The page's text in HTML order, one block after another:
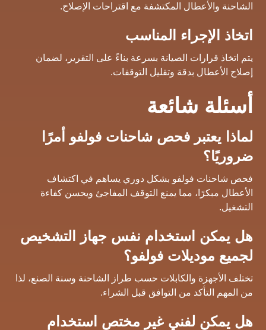
الشاحنة والأعطال المكتشفة مع اقتراحات الإصلاح.
اتخاذ الإجراء المناسب
يتم اتخاذ قرارات الصيانة بسرعة بناءً على التقرير، لضمان
إصلاح الأعطال بدقة وتقليل التوقفات.
أسئلة شائعة
لماذا يعتبر فحص شاحنات فولفو أمرًا
ضروريًا؟
فحص شاحنات فولفو بشكل دوري يساهم في اكتشاف
الأعطال مبكرًا، مما يمنع التوقف المفاجئ ويحسن كفاءة
التشغيل.
هل يمكن استخدام نفس جهاز التشخيص
لجميع موديلات فولفو؟
تختلف الأجهزة والكابلات حسب طراز الشاحنة وسنة الصنع، لذا
من المهم التأكد من التوافق قبل الشراء.
هل يمكن لفني غير مختص استخدام